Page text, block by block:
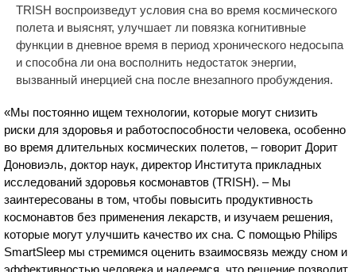
TRISH воспроизведут условия сна во время космического
полета и выяснят, улучшает ли повязка когнитивные
функции в дневное время в период хронического недосыпа
и способна ли она восполнить недостаток энергии,
вызванный инерцией сна после внезапного пробуждения.
«Мы постоянно ищем технологии, которые могут снизить
риски для здоровья и работоспособности человека, особенно
во время длительных космических полетов, – говорит Дорит
Доновиэль, доктор наук, директор Института прикладных
исследований здоровья космонавтов (TRISH). – Мы
заинтересованы в том, чтобы повысить продуктивность
космонавтов без применения лекарств, и изучаем решения,
которые могут улучшить качество их сна. С помощью Philips
SmartSleep мы стремимся оценить взаимосвязь между сном и
эффективностью человека и надеемся, что решение позволит